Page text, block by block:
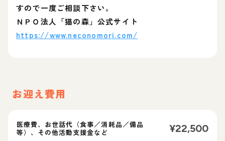
すので一度ご相談下さい。
ＮＰＯ法人「猫の森」公式サイト
https://www.neconomori.com/
お迎え費用
医療費、お世話代（食事／消耗品／備品
等）、その他活動支援金など
¥22,500